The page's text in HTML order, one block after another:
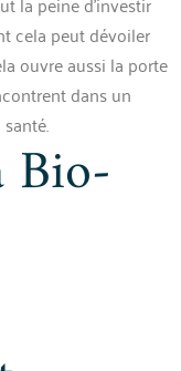
cela peut dévoiler
ouvre aussi la porte
dans un
Bio-